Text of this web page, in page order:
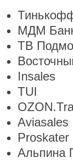
МДМ
ТВ
Insales
TUI
Aviasales
Proskater
Альпина